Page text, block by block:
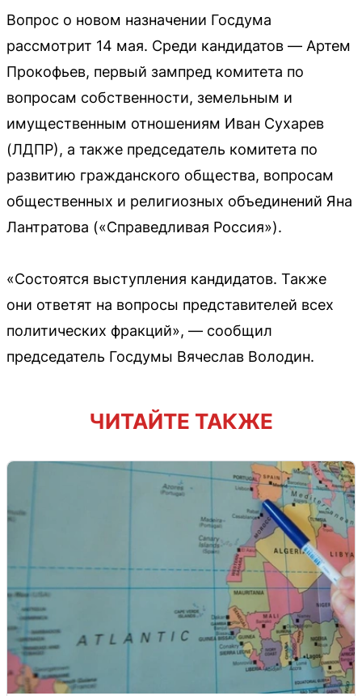
Вопрос о новом назначении Госдума
рассмотрит 14 мая. Среди кандидатов — Артем
Прокофьев, первый зампред комитета по
вопросам собственности, земельным и
имущественным отношениям Иван Сухарев
(ЛДПР), а также председатель комитета по
развитию гражданского общества, вопросам
общественных и религиозных объединений Яна
Лантратова («Справедливая Россия»).
«Состоятся выступления кандидатов. Также
они ответят на вопросы представителей всех
политических фракций», — сообщил
председатель Госдумы Вячеслав Володин.
ЧИТАЙТЕ ТАКЖЕ